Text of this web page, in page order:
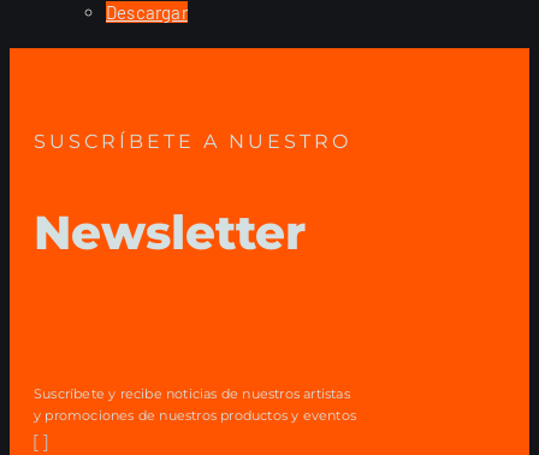
Descargar
SUSCRÍBETE A NUESTRO
Newsletter
Suscríbete y recibe noticias de nuestros artistas
y promociones de nuestros productos y eventos
[]